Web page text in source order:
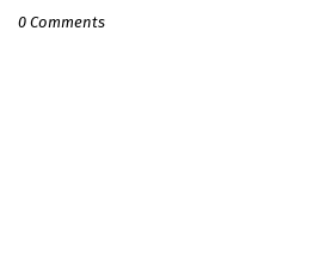
0 Comments